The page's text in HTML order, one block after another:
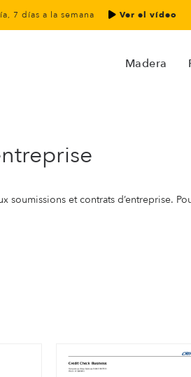
7 días a la semana Ver el vídeo
Madera
soumissions et contrats d’entreprise.